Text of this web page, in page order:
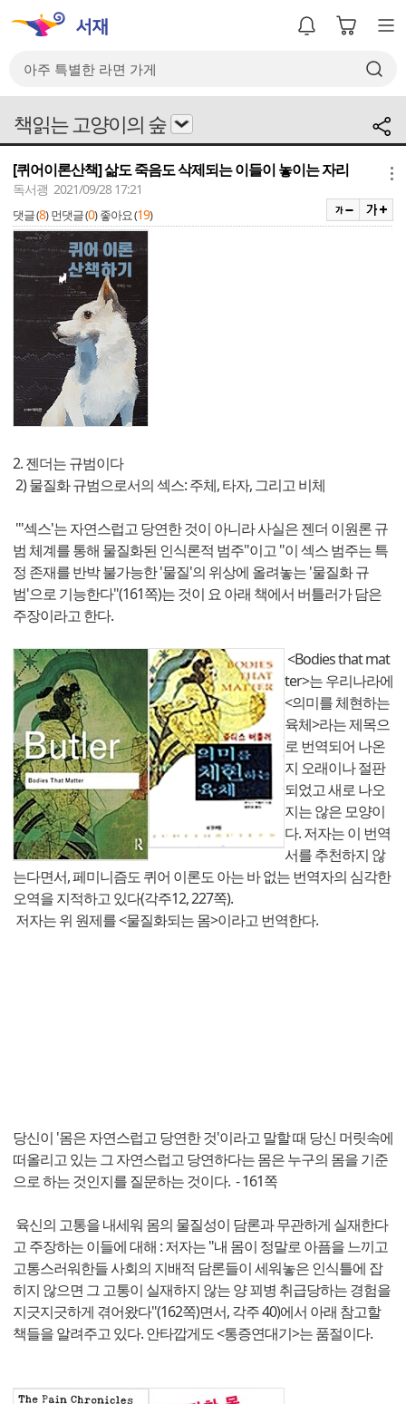
책읽는 고양이의 숲
[퀴어이론산책] 삶도 죽음도 삭제되는 이들이 놓이는 자리
독서괭 2021/09/28 17:21
댓글 (8) 먼댓글 (0) 좋아요 (19)
2. 젠더는 규범이다
2) 물질화 규범으로서의 섹스: 주체, 타자, 그리고 비체
"'섹스'는 자연스럽고 당연한 것이 아니라 사실은 젠더 이원론 규
범 체계를 통해 물질화된 인식론적 범주"이고 "이 섹스 범주는 특
정 존재를 반박 불가능한 '물질'의 위상에 올려놓는 '물질화 규
범'으로 기능한다"(161쪽)는 것이 요 아래 책에서 버틀러가 담은
주장이라고 한다.
<Bodies that mat
ter>는 우리나라에
<의미를 체현하는
육체>라는 제목으
로 번역되어 나온
지 오래이나 절판
되었고 새로 나오
지는 않은 모양이
다. 저자는 이 번역
서를 추천하지 않
는다면서, 페미니즘도 퀴어 이론도 아는 바 없는 번역자의 심각한
오역을 지적하고 있다(각주12, 227쪽).
저자는 위 원제를 <물질화되는 몸>이라고 번역한다.
당신이 '몸은 자연스럽고 당연한 것'이라고 말할 때 당신 머릿속에
떠올리고 있는 그 자연스럽고 당연하다는 몸은 누구의 몸을 기준
으로 하는 것인지를 질문하는 것이다. - 161쪽
육신의 고통을 내세워 몸의 물질성이 담론과 무관하게 실재한다
고 주장하는 이들에 대해 : 저자는 "내 몸이 정말로 아픔을 느끼고
고통스러워한들 사회의 지배적 담론들이 세워놓은 인식틀에 잡
히지 않으면 그 고통이 실재하지 않는 양 꾀병 취급당하는 경험을
지긋지긋하게 겪어왔다"(162쪽)면서, 각주 40)에서 아래 참고할
책들을 알려주고 있다. 안타깝게도 <통증연대기>는 품절이다.